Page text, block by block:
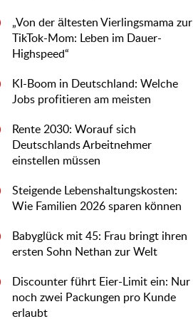
„Von der ältesten Vierlingsmama zur
TikTok-Mom: Leben im Dauer-
Highspeed“
KI-Boom in Deutschland: Welche
Jobs profitieren am meisten
Rente 2030: Worauf sich
Deutschlands Arbeitnehmer
einstellen müssen
Steigende Lebenshaltungskosten:
Wie Familien 2026 sparen können
Babyglück mit 45: Frau bringt ihren
ersten Sohn Nethan zur Welt
Discounter führt Eier-Limit ein: Nur
noch zwei Packungen pro Kunde
erlaubt